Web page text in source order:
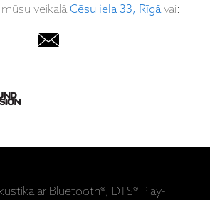
veikalāCēsu iela 33, Rīgāvai:
ar Bluetooth®, DTS® Play-